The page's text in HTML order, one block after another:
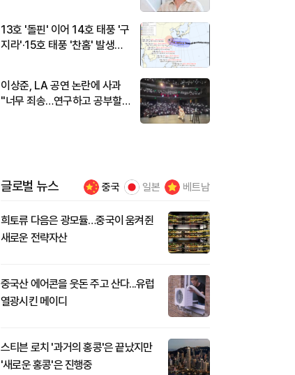
13호 '돌핀' 이어 14호 태풍 '구
지라'·15호 태풍 '찬홈' 발생…
이상준, LA 공연 논란에 사과
"너무 죄송…연구하고 공부할
글로벌 뉴스 중국 일본 베트남
희토류 다음은 광모듈…중국이 움켜쥔
새로운 전략자산
중국산 에어콘을 웃돈 주고 산다...유럽
열광시킨 메이디
스티븐 로치 '과거의 홍콩'은 끝났지만
'새로운 홍콩'은 진행중